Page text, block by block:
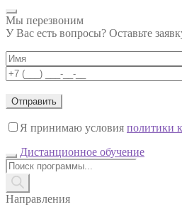
Мы перезвоним
У Вас есть вопросы? Оставьте
Я принимаю условия политики
Дистанционное обучение
Поиск
товаров
Направления